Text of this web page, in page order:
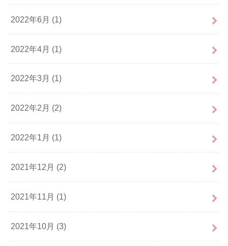
2022年6月 (1)
2022年4月 (1)
2022年3月 (1)
2022年2月 (2)
2022年1月 (1)
2021年12月 (2)
2021年11月 (1)
2021年10月 (3)